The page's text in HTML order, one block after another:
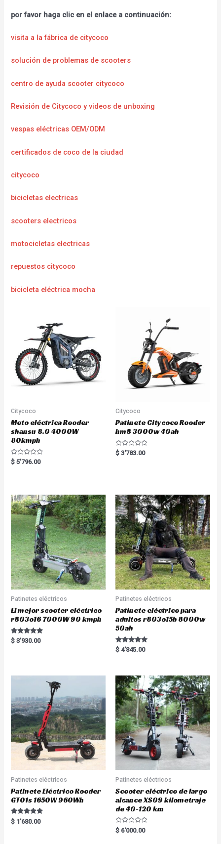
por favor haga clic en el enlace a continuación:
visita a la fábrica de citycoco
solución de problemas de scooters
centro de ayuda scooter citycoco
Revisión de Citycoco y videos de unboxing
vespas eléctricas OEM/ODM
certificados de coco de la ciudad
citycoco
bicicletas electricas
scooters electricos
motocicletas electricas
repuestos citycoco
bicicleta eléctrica mocha
Citycoco
Moto eléctrica Rooder
shansu 8.0 4000W
80kmph
R
a
o
u
t
o
f
$ 5'796.00
Citycoco
Patinete Citycoco Rooder
hm8 3000w 40ah
R
a
t
o
f
5
$ 3'783.00
Patinetes eléctricos
El mejor scooter eléctrico
r803o16 7000W 90 kmph
Rated
5.00
$ 3'930.00
Patinetes eléctricos
Patinete eléctrico para
adultos r803o15b 8000w
50ah
Rated
5.00
$ 4'845.00
Patinetes eléctricos
Patinete Eléctrico Rooder
GT01s 1650W 960Wh
Rated
5.00
$ 1'680.00
Patinetes eléctricos
Scooter eléctrico de largo
alcance XS09 kilometraje
de 40-120 km
R
a
$ 6'000.00